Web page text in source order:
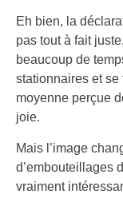
Eh bien, la
pas tout à fait
beaucoup de
stationnaires et se
moyenne perçue
joie.
Mais l’image
d’embouteillages
vraiment